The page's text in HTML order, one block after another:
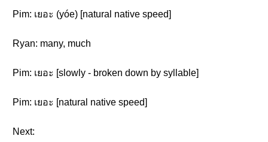
Pim: เยอะ (yóe) [natural native speed]
Ryan: many, much
Pim: เยอะ [slowly - broken down by syllable]
Pim: เยอะ [natural native speed]
Next: